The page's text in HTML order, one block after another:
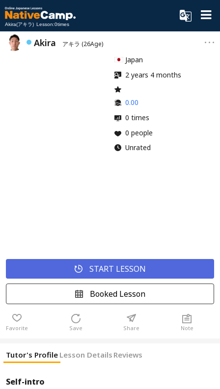
Akira(アキラ) Lesson:0times
Akira アキラ (26Age)
Japan
2 years 4 months
0.00
0 times
0 people
Unrated
START LESSON
Booked Lesson
Favorite Save Share Note
Tutor's Profile Lesson Details Reviews
Self-intro